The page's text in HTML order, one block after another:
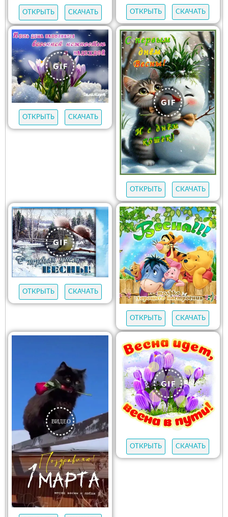
ОТКРЫТЬ СКАЧАТЬ ОТКРЫТЬ СКАЧАТЬ
ОТКРЫТЬ СКАЧАТЬ
ОТКРЫТЬ СКАЧАТЬ
ОТКРЫТЬ СКАЧАТЬ
ОТКРЫТЬ СКАЧАТЬ
ОТКРЫТЬ СКАЧАТЬ